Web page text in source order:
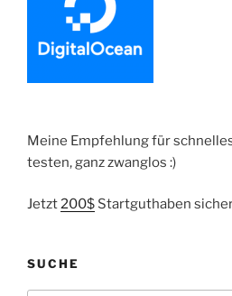
Meine Empfehlung für
testen, ganz zwanglos :)
Jetzt200$ Startguthaben
SUCHE